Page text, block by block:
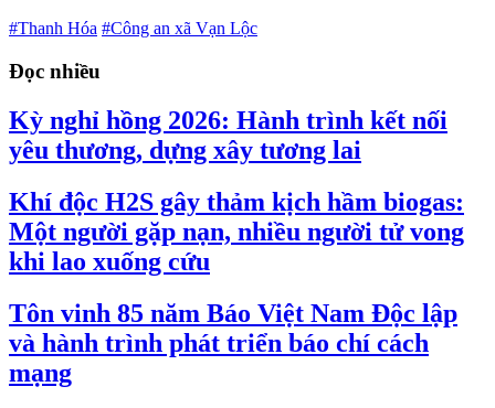
#Thanh Hóa #Công an xã Vạn Lộc
Đọc nhiều
Kỳ nghỉ hồng 2026: Hành trình kết nối
yêu thương, dựng xây tương lai
Khí độc H2S gây thảm kịch hầm biogas:
Một người gặp nạn, nhiều người tử vong
khi lao xuống cứu
Tôn vinh 85 năm Báo Việt Nam Độc lập
và hành trình phát triển báo chí cách
mạng